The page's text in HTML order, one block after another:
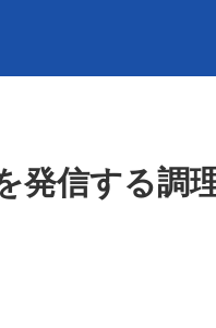
発信する調